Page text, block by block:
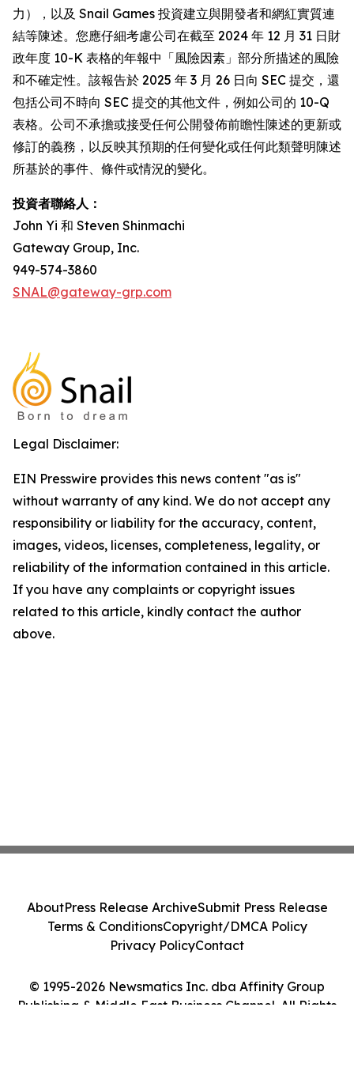
力），以及 Snail Games 投資建立與開發者和網紅實質連
結等陳述。您應仔細考慮公司在截至 2024 年 12 月 31 日財
政年度 10-K 表格的年報中「風險因素」部分所描述的風險
和不確定性。該報告於 2025 年 3 月 26 日向 SEC 提交，還
包括公司不時向 SEC 提交的其他文件，例如公司的 10-Q
表格。公司不承擔或接受任何公開發佈前瞻性陳述的更新或
修訂的義務，以反映其預期的任何變化或任何此類聲明陳述
所基於的事件、條件或情況的變化。
投資者聯絡人：
John Yi 和 Steven Shinmachi
Gateway Group, Inc.
949-574-3860
SNAL@gateway-grp.com
Legal Disclaimer:
EIN Presswire provides this news content "as is"
without warranty of any kind. We do not accept any
responsibility or liability for the accuracy, content,
images, videos, licenses, completeness, legality, or
reliability of the information contained in this article.
If you have any complaints or copyright issues
related to this article, kindly contact the author
above.
© 1995-2026 Newsmatics Inc. dba Affinity Group
Publishing & Middle East Business Channel. All Rights
AboutPress Release ArchiveSubmit Press Release
Terms & ConditionsCopyright/DMCA Policy
Privacy PolicyContact